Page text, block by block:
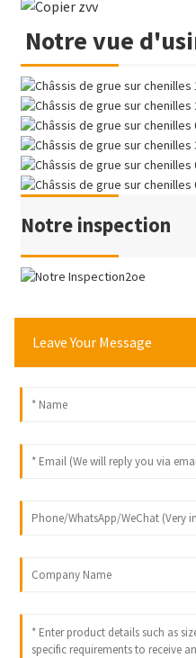
Notre vue
Notre inspection
Leave Your Message